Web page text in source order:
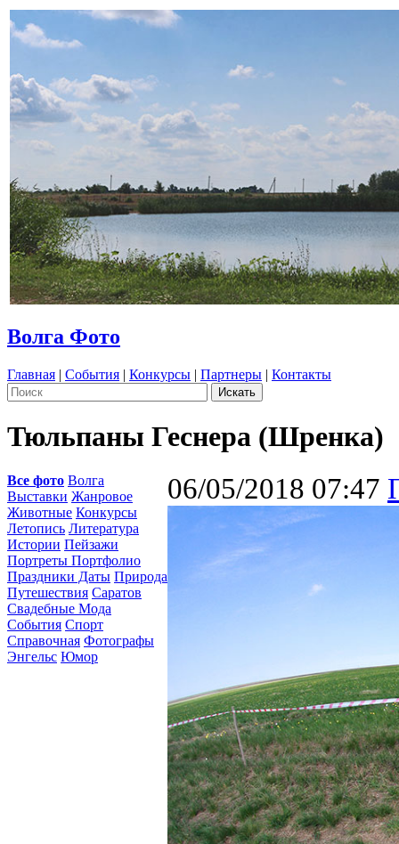
Волга Фото
Главная | События | Конкурсы | Партнеры | Контакты
Тюльпаны Геснера (Шренка)
Все фото Волга
Выставки Жанровое
Животные Конкурсы
Летопись Литература
Истории Пейзажи
Портреты Портфолио
Праздники Даты Природа
Путешествия Саратов
Свадебные Мода
События Спорт
Справочная Фотографы
Энгельс Юмор
06/05/2018 07:47